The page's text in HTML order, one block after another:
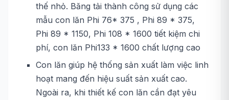
thế nhỏ. Băng tải thành công sử dụng các
mẫu con lăn Phi 76* 375 , Phi 89 * 375,
Phi 89 * 1150, Phi 108 * 1600 tiết kiệm chi
phí, con lăn Phi133 * 1600 chất lượng cao
Con lăn giúp hệ thống sản xuất làm việc linh
hoạt mang đến hiệu suất sản xuất cao.
Ngoài ra, khi thiết kế con lăn cần đạt yêu